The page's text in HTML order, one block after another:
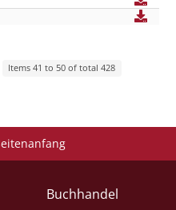
Items 41 to 50 of total 428
Buchhandel